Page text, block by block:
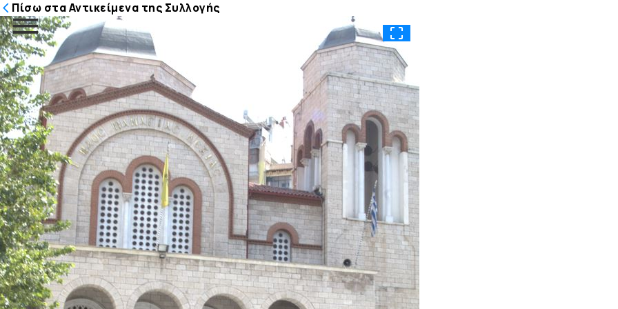
Μετάβαση
στο
περιεχόμενο
Πίσω στα Αντικείμενα της Συλλογής